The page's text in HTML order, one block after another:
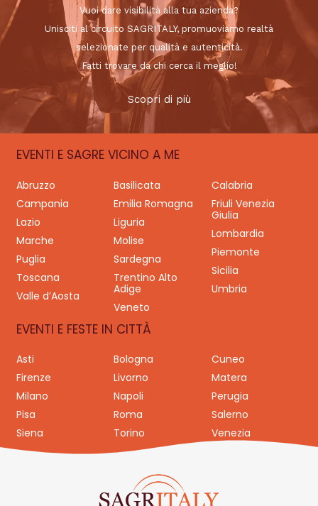
Vuoi dare visibilità alla tua azienda?
Unisciti al circuito SAGRITALY, promuoviamo realtà
selezionate per qualità e autenticità.
Fatti trovare da chi cerca il meglio!
Scopri di più
EVENTI E SAGRE VICINO A ME
Abruzzo Basilicata
Calabria
Campania
Emilia Romagna
Friuli Venezia
Giulia
Lazio
Liguria
Lombardia
Marche
Molise
Piemonte
Puglia
Sardegna
Sicilia
Toscana
Trentino Alto
Adige
Umbria
Valle d’Aosta
Veneto
EVENTI E FESTE IN CITTÀ
Asti Bologna
Cuneo
Firenze
Livorno
Matera
Milano
Napoli
Perugia
Pisa
Roma
Salerno
Siena
Torino Venezia